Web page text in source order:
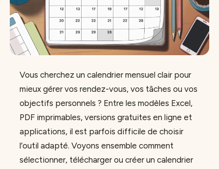
Vous cherchez un calendrier mensuel clair pour
mieux gérer vos rendez-vous, vos tâches ou vos
objectifs personnels ? Entre les modèles Excel,
PDF imprimables, versions gratuites en ligne et
applications, il est parfois difficile de choisir
l’outil adapté. Voyons ensemble comment
sélectionner, télécharger ou créer un calendrier